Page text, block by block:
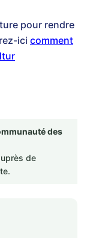
pour rendre
ici comment
des
de